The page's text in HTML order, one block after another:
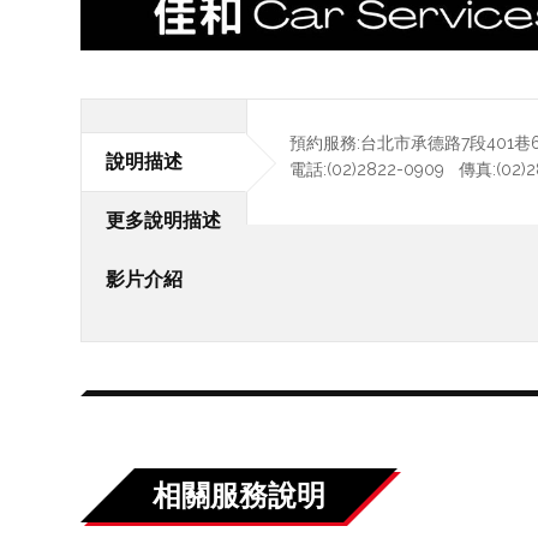
說明描述
更多說明描述
影片介紹
預約服務:台北市承德路7段401巷
電話:(02)2822-0909 傳真
相關服務說明